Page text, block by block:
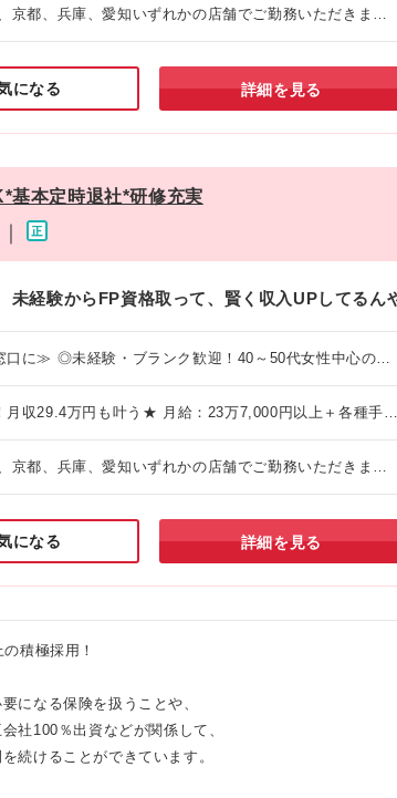
異なし） 【充実のボーナス制度】 ・賞
4回 （店舗実績に応じてスタッフ全員に支給！全員で協
と年収のイメージ＞ ▼入社1
を目指せる環境が整っています！
京都、兵庫、愛知いずれかの店舗でご勤務いただきま
ン歓迎！勤務地は希望を考慮◎ 【大阪エリア】
阪急山田、ららぽーと門真、くずはモール、フレスポ東大
ぽーと和泉、カナートモール和泉府中 【京都エリア】 京
www.hokenhyakka.com/shop/ ------------- ※(変更の範
＜研修開催地＞ 大阪(本町)または
になる 詳細を見る
基本定時退社*研修充実
経験からFP資格取って、賢く収入UPしてるん
に≫ ◎未経験・ブランク歓迎！40～50代女性中心の職
の柔軟シフトでプライベートと両立 ◎定着率88.2％の
給：23万7,000円以上＋各種手当
用期間6ヶ月あり（入社1～3ヶ月目：月給22万3,000
異なし） 【充実のボーナス制度】 ・賞
4回 （店舗実績に応じてスタッフ全員に支給！全員で協
と年収のイメージ＞ ▼入社1
を目指せる環境が整っています！
京都、兵庫、愛知いずれかの店舗でご勤務いただきま
ン歓迎！勤務地は希望を考慮◎ 【大阪エリア】
阪急山田、ららぽーと門真、くずはモール、フレスポ東大
ぽーと和泉、カナートモール和泉府中 【京都エリア】 京
ります。詳細はHPよりご覧ください！（駅チカの商業施
www.hokenhyakka.com/shop/ ------------- ※(変更の範
になる 詳細を見る
積極採用！
になる保険を扱うことや、
社100％出資などが関係して、
続けることができています。